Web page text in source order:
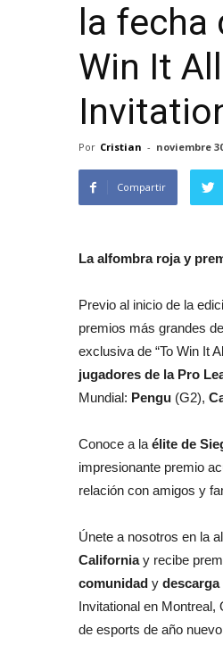
la
Win It
Por Cristian - noviembre
Compartir
La alfombra roja y
Previo al inicio de la
premios más grandes
exclusiva de “To Win It
jugadores de la Pro
Mundial: Pengu (G2),
Conoce a la élite de
impresionante premio
relación con amigos y
Únete a nosotros en la
Californiay recibe
comunidad y descarga
Invitational en
de esports de año